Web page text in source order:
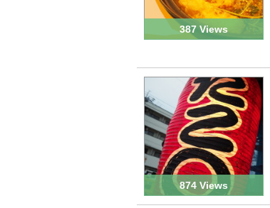
387 Views
874 Views